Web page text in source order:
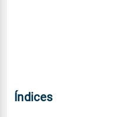
Índices